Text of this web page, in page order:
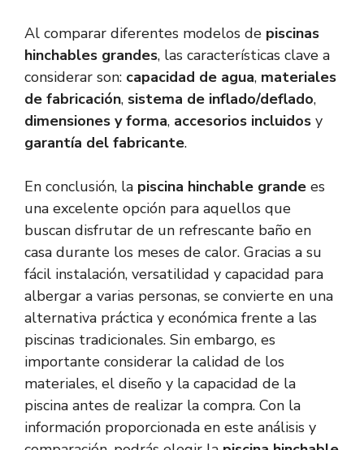
Al comparar diferentes modelos de piscinas
hinchables grandes, las características clave a
considerar son: capacidad de agua, materiales
de fabricación, sistema de inflado/deflado,
dimensiones y forma, accesorios incluidos y
garantía del fabricante.
En conclusión, la piscina hinchable grande es
una excelente opción para aquellos que
buscan disfrutar de un refrescante baño en
casa durante los meses de calor. Gracias a su
fácil instalación, versatilidad y capacidad para
albergar a varias personas, se convierte en una
alternativa práctica y económica frente a las
piscinas tradicionales. Sin embargo, es
importante considerar la calidad de los
materiales, el diseño y la capacidad de la
piscina antes de realizar la compra. Con la
información proporcionada en este análisis y